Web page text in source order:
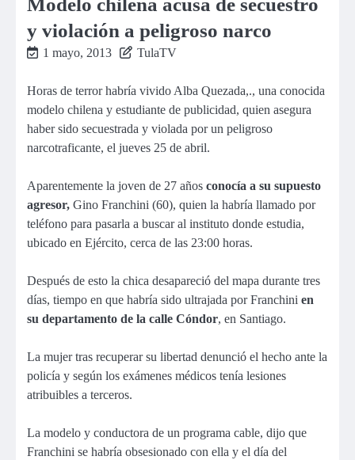
y violación a peligroso narco
1 mayo, 2013 TulaTV
Horas de terror habría vivido Alba Quezada,., una conocida
modelo chilena y estudiante de publicidad, quien asegura
haber sido secuestrada y violada por un peligroso
narcotraficante, el jueves 25 de abril.
Aparentemente la joven de 27 años conocía a su supuesto
agresor, Gino Franchini (60), quien la habría llamado por
teléfono para pasarla a buscar al instituto donde estudia,
ubicado en Ejército, cerca de las 23:00 horas.
Después de esto la chica desapareció del mapa durante tres
días, tiempo en que habría sido ultrajada por Franchini en
su departamento de la calle Cóndor, en Santiago.
La mujer tras recuperar su libertad denunció el hecho ante la
policía y según los exámenes médicos tenía lesiones
atribuibles a terceros.
La modelo y conductora de un programa cable, dijo que
Franchini se habría obsesionado con ella y el día del